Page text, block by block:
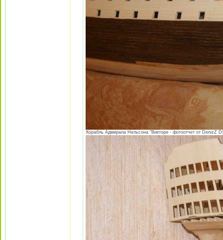
Корабль Адмирала Нельсона "Виктори - фотоотчет от DenizZ